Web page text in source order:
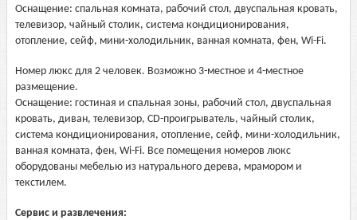
Оснащение: спальная комната, рабочий стол, двуспальная кровать,
телевизор, чайный столик, система кондиционирования,
отопление, сейф, мини-холодильник, ванная комната, фен, Wi-Fi.
Номер люкс для 2 человек. Возможно 3-местное и 4-местное
размещение.
Оснащение: гостиная и спальная зоны, рабочий стол, двуспальная
кровать, диван, телевизор, CD-проигрыватель, чайный столик,
система кондиционирования, отопление, сейф, мини-холодильник,
ванная комната, фен, Wi-Fi. Все помещения номеров люкс
оборудованы мебелью из натурального дерева, мрамором и
текстилем.
Сервис и развлечения: